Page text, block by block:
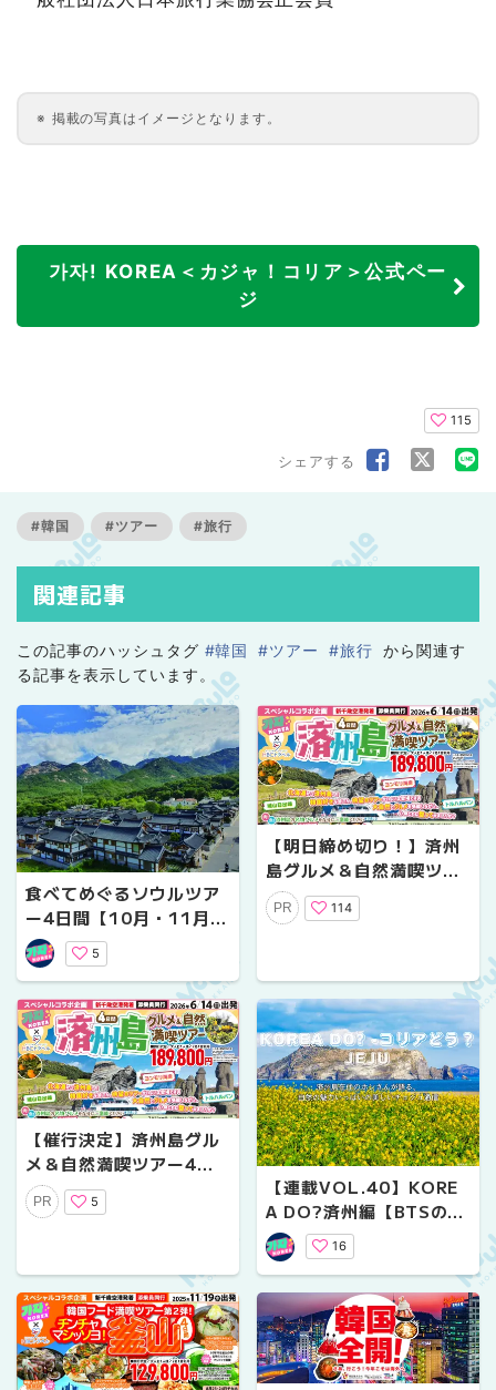
掲載の写真はイメージとなります。
가자! KOREA＜カジャ！コリア＞公式ペー
ジ
115
シェアする
#韓国 #ツアー #旅行
関連記事
この記事のハッシュタグ #韓国 #ツアー #旅行 から関連す
る記事を表示しています。
食べてめぐるソウルツア
ー4日間【10月・11月出
発】
5
【明日締め切り！】済州
島グルメ＆自然満喫ツア
ー4日間【残席極僅！】
PR 114
【催行決定】済州島グル
メ＆自然満喫ツアー4日
間【カジャ！コリア×HB
Cトラベル】
PR 5
【連載VOL.40】KORE
A DO?済州編【BTSの足
跡を辿る済州旅行（BTS
TOUR in JEJU）】
16